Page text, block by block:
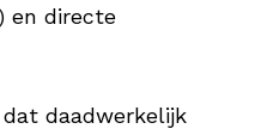
en directe
daadwerkelijk